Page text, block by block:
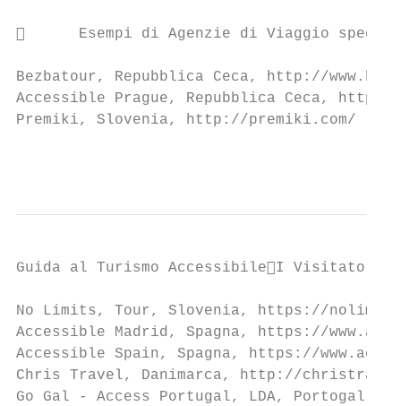
      Esempi di Agenzie di Viaggio
Bezbatour, Repubblica Ceca, http://
Accessible Prague, Repubblica Ceca, http://
Premiki, Slovenia, http://premiki.com/
Guida al Turismo AccessibileI Visitatori
No Limits, Tour, Slovenia, https://
Accessible Madrid, Spagna, https://
Accessible Spain, Spagna, https://
Chris Travel, Danimarca, http://
Go Gal - Access Portugal, LDA,